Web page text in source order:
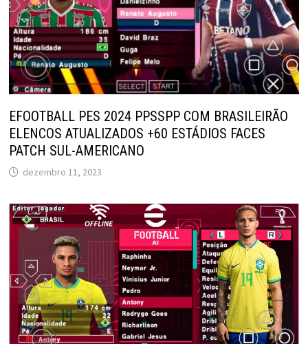
EFOOTBALL PES 2024 PPSSPP COM BRASILEIRÃO
ELENCOS ATUALIZADOS +60 ESTÁDIOS FACES
PATCH SUL-AMERICANO
dezembro 11, 2023